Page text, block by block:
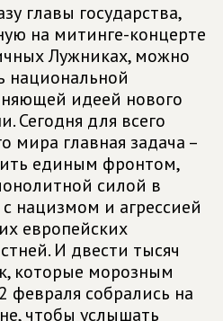
главы государства,
на митинге-концерте
Лужниках, можно
национальной
идеей нового
Сегодня для всего
мира главная задача –
единым фронтом,
силой в
нацизмом и агрессией
европейских
И двести тысяч
которые морозным
февраля собрались на
чтобы услышать